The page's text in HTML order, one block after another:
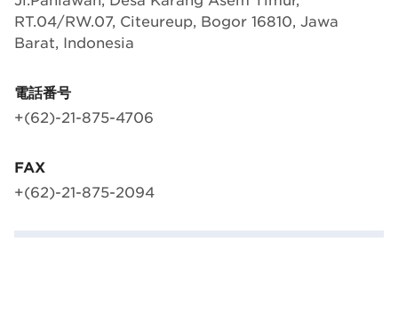
RT.04/RW.07, Citeureup, Bogor 16810, Jawa
Barat, Indonesia
電話番号
+(62)-21-875-4706
FAX
+(62)-21-875-2094